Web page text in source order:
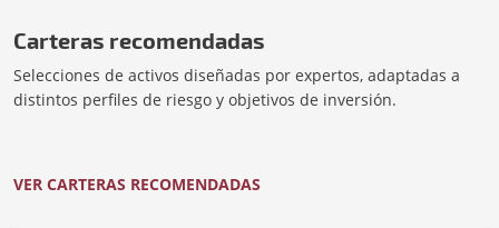
Carteras recomendadas
Selecciones de activos diseñadas por expertos, adaptadas a
distintos perfiles de riesgo y objetivos de inversión.
VER CARTERAS RECOMENDADAS